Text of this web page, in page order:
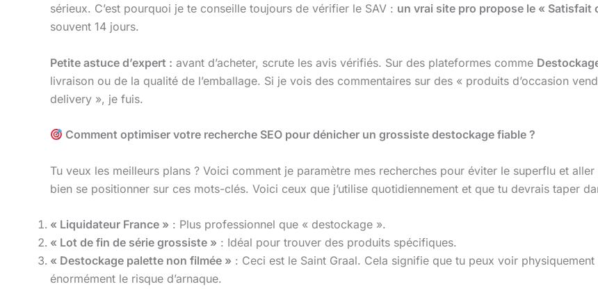
sérieux. C’est pourquoi je te conseille toujours de vérifier le SAV : un vrai site pro propose le « Satisfait
souvent 14 jours.
Petite astuce d’expert : avant d’acheter, scrute les avis vérifiés. Sur des plateformes comme
livraison ou de la qualité de l’emballage. Si je vois des commentaires sur des « produits d’occasion
delivery », je fuis.
Comment optimiser votre recherche SEO pour dénicher un grossiste destockage fiable ?
Tu veux les meilleurs plans ? Voici comment je paramètre mes recherches pour éviter le superflu et
bien se positionner sur ces mots-clés. Voici ceux que j’utilise quotidiennement et que tu devrais taper
« Liquidateur France » : Plus professionnel que « destockage ».
« Lot de fin de série grossiste » : Idéal pour trouver des produits spécifiques.
« Destockage palette non filmée » : Ceci est le Saint Graal. Cela signifie que tu peux voir
énormément le risque d’arnaque.